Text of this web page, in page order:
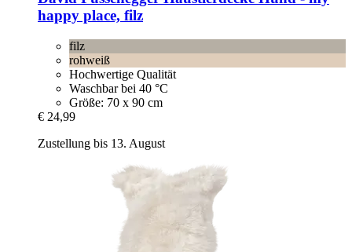
happy place, filz
filz
rohweiß
Hochwertige Qualität
Waschbar bei 40 °C
Größe: 70 x 90 cm
€ 24,99
Zustellung bis 13. August